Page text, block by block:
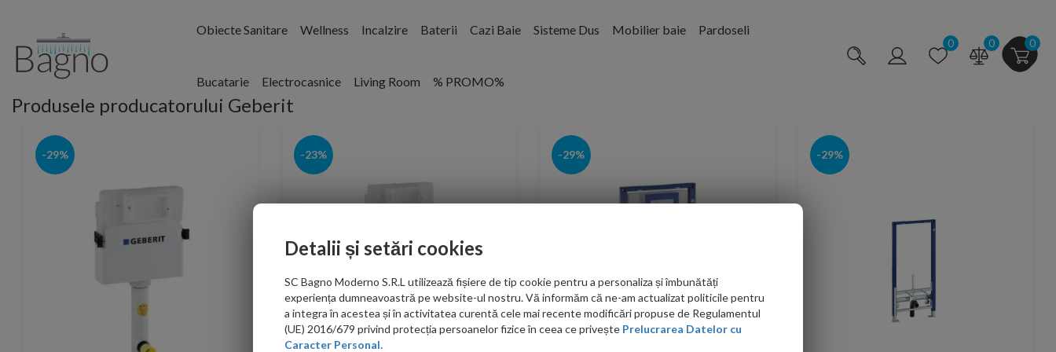
Obiecte Sanitare Wellness Incalzire Baterii Cazi Baie Sisteme Dus Mobilier baie Pardoseli
Bucatarie Electrocasnice Living Room % PROMO%
0 0 0
Produsele producatorului Geberit
-29% -23% -29% -29%
Detalii și setări cookies
SC Bagno Moderno S.R.L utilizează fișiere de tip cookie pentru a personaliza și îmbunătăți
experiența dumneavoastră pe website-ul nostru. Vă informăm că ne-am actualizat politicile pentru
a integra în acestea și în activitatea curentă cele mai recente modificări propuse de Regulamentul
(UE) 2016/679 privind protecția persoanelor fizice în ceea ce privește Prelucrarea Datelor cu
Caracter Personal.